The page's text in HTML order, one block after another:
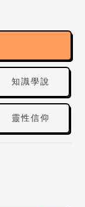
知識學說
靈性信仰